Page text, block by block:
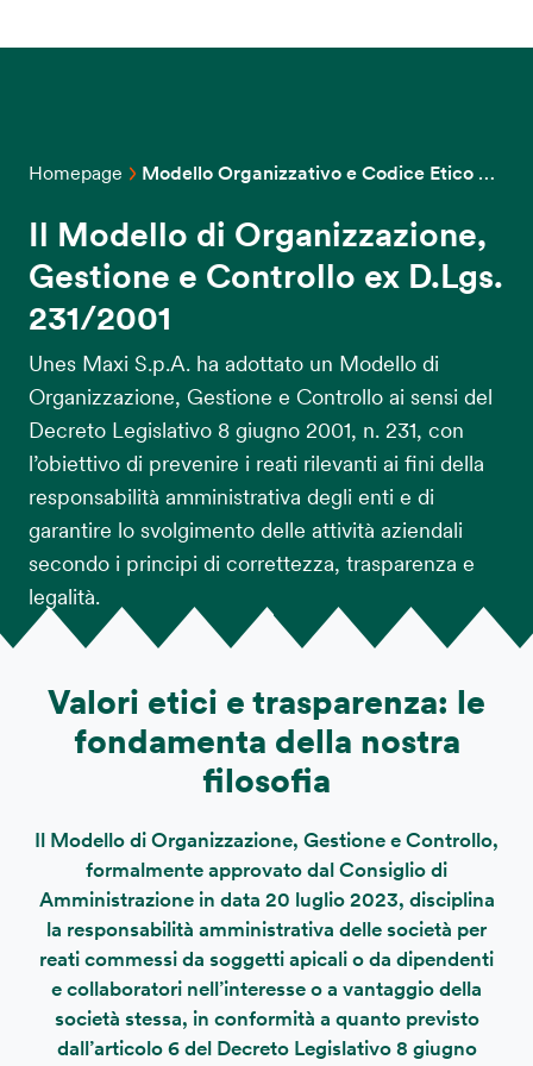
Homepage Modello Organizzativo e Codice Etico per la Trasparenza | Unes
Il Modello di Organizzazione,
Gestione e Controllo ex D.Lgs.
231/2001
Unes Maxi S.p.A. ha adottato un Modello di
Organizzazione, Gestione e Controllo ai sensi del
Decreto Legislativo 8 giugno 2001, n. 231, con
l’obiettivo di prevenire i reati rilevanti ai fini della
responsabilità amministrativa degli enti e di
garantire lo svolgimento delle attività aziendali
secondo i principi di correttezza, trasparenza e
legalità.
Valori etici e trasparenza: le
fondamenta della nostra
filosofia
Il Modello di Organizzazione, Gestione e Controllo,
formalmente approvato dal Consiglio di
Amministrazione in data 20 luglio 2023, disciplina
la responsabilità amministrativa delle società per
reati commessi da soggetti apicali o da dipendenti
e collaboratori nell’interesse o a vantaggio della
società stessa, in conformità a quanto previsto
dall’articolo 6 del Decreto Legislativo 8 giugno